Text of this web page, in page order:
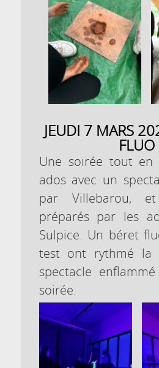
JEUDI 7 MARS
FLUO
Une soirée tout en
ados avec un
par Villebarou,
préparés par les
Sulpice. Un béret
test ont rythmé la
spectacle
soirée.